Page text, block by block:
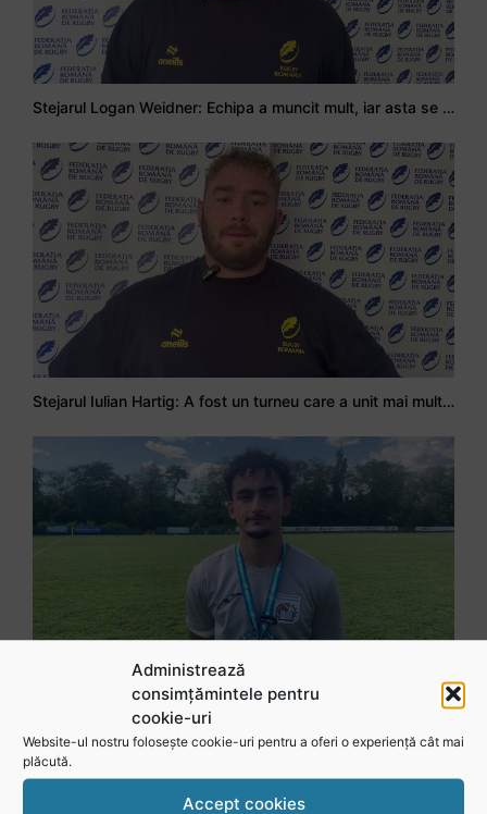
Administrează
consimțămintele pentru
cookie-uri
Website-ul nostru folosește cookie-uri pentru a oferi o experiență cât mai
plăcută.
Accept cookies
Stejarul Logan Weidner: Echipa a muncit mult, iar asta se va vedea în meciurile de la Nations Cup
Stejarul Iulian Hartig: A fost un turneu care a unit mai mult echipa
Mohamed Salhi, vicecampion național juniori I: Rugby-ul te învață să accepți și înfrângerile
Vezi toate videoclipurile